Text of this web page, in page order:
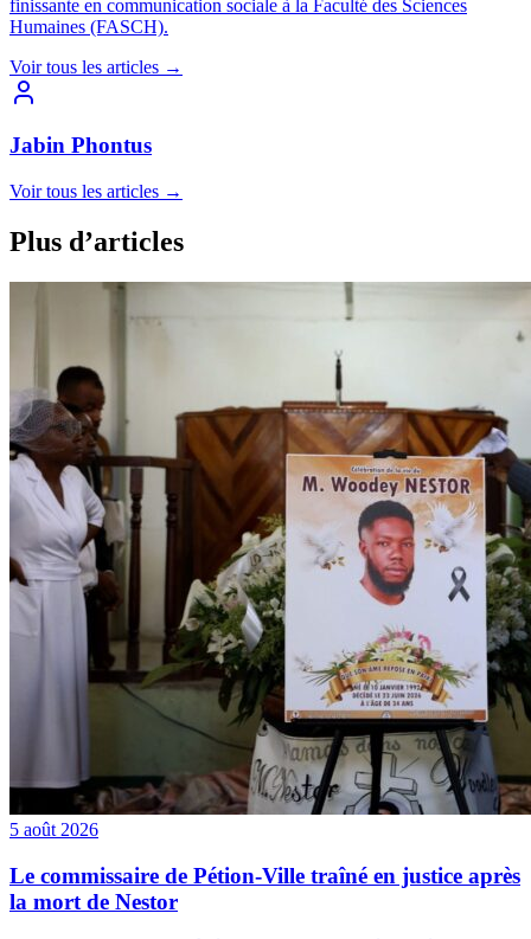
finissante en communication sociale à la Faculté des Sciences
Humaines (FASCH).
Voir tous les articles →
Jabin Phontus
Voir tous les articles →
Plus d’articles
5 août 2026
Le commissaire de Pétion-Ville traîné en justice après
la mort de Nestor